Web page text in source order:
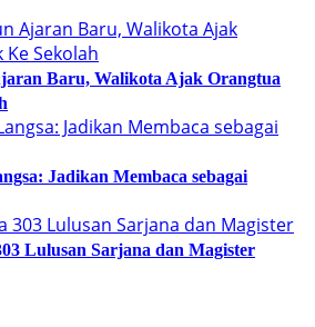
Baru, Walikota Ajak Orangtua
Jadikan Membaca sebagai
Lulusan Sarjana dan Magister